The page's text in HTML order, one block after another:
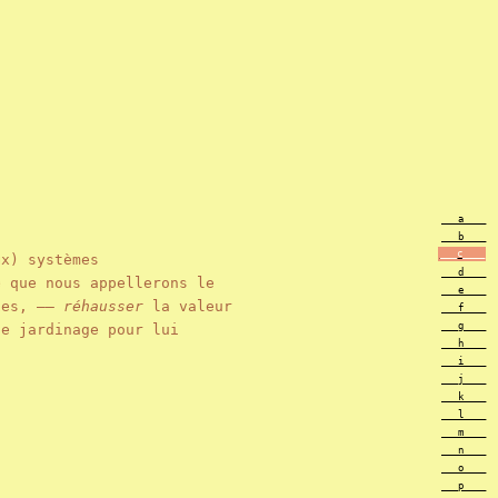
systèmes
nous appellerons le
—— réhausser la valeur
jardinage pour lui
___a____
___b____
___c____
___d____
___e____
___f____
___g____
___h____
___i____
___j____
___k____
___m____
___n____
___o____
___p____